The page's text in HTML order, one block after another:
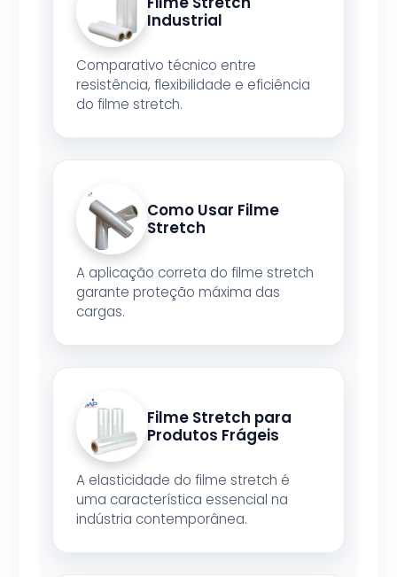
Industrial
Comparativo técnico entre
resistência, flexibilidade e eficiência
do filme stretch.
Como Usar Filme
Stretch
A aplicação correta do filme stretch
garante proteção máxima das
cargas.
Filme Stretch para
Produtos Frágeis
A elasticidade do filme stretch é
uma característica essencial na
indústria contemporânea.